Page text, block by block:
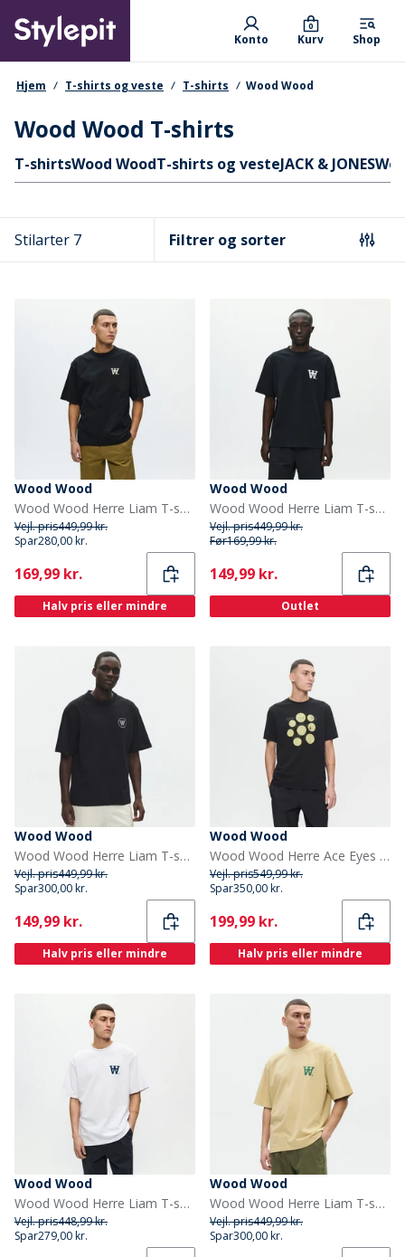
main
content
Primary departments
Konto Kurv
0
Shop
navigationssti
Hjem T-shirts og veste T-shirts Wood Wood
Wood Wood T-shirts
Hurtige links
T-shirtsWood WoodT-shirts og vesteJACK & JONES
Stilarter 7 Filtrer og sorter
Wood Wood
Wood Wood Herre Liam T-shirt Sort
Vejl. pris449,99 kr.
Spar280,00 kr.
Current
169,99 kr.
Halv pris eller mindre
Wood Wood
Wood Wood Herre Liam T-shirt Black With White
Vejl. pris449,99 kr.
Før169,99 kr.
Current
149,99 kr.
Outlet
Wood Wood
Wood Wood Herre Liam T-shirt Sort
Vejl. pris449,99 kr.
Spar300,00 kr.
Current
149,99 kr.
Halv pris eller mindre
Wood Wood
Wood Wood Herre Ace Eyes T-shirt Sort
Vejl. pris549,99 kr.
Spar350,00 kr.
Current
199,99 kr.
Halv pris eller mindre
Wood Wood
Wood Wood Herre Liam T-shirt Bright White Np
Vejl. pris448,99 kr.
Spar279,00 kr.
Wood Wood
Wood Wood Herre Liam T-shirt Pale Olive Green
Vejl. pris449,99 kr.
Spar300,00 kr.